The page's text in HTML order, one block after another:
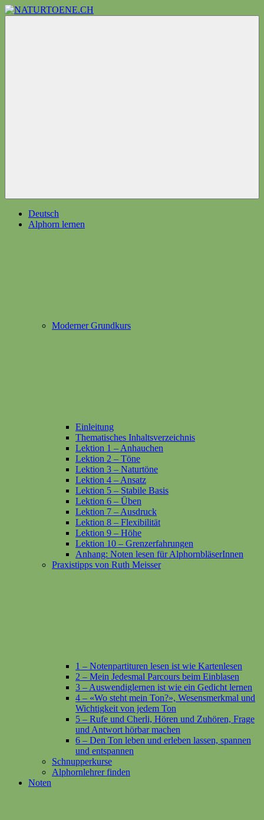
Zum
Inhalt
Deutsch
Alphorn lernen
Moderner Grundkurs
Einleitung
Thematisches Inhaltsverzeichnis
Lektion 1 – Anhauchen
Lektion 2 – Töne
Lektion 3 – Naturtöne
Lektion 4 – Ansatz
Lektion 5 – Stabile Basis
Lektion 6 – Üben
Lektion 7 – Ausdruck
Lektion 8 – Flexibilität
Lektion 9 – Höhe
Lektion 10 – Grenzerfahrungen
Anhang: Noten lesen für AlphornbläserInnen
Praxistipps von Ruth Meisser
1 – Notenpartituren lesen ist wie Kartenlesen
2 – Mein Jedesmal Parcours beim Einblasen
3 – Auswendiglernen ist wie ein Gedicht lernen
4 – «Wo steht mein Ton?», Wesensmerkmal und
Wichtigkeit von jedem Ton
5 – Rufe und Cherli, Hören und Zuhören, Frage
und Antwort hörbar machen
6 – Den Ton leben und erleben lassen, spannen
und entspannen
Schnupperkurse
Alphornlehrer finden
Noten